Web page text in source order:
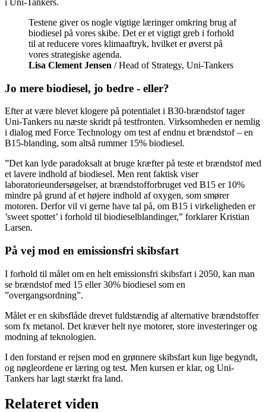
i Uni-Tankers.
Testene giver os nogle vigtige læringer omkring brug af
biodiesel på vores skibe. Det er et vigtigt greb i forhold
til at reducere vores klimaaftryk, hvilket er øverst på
vores strategiske agenda.
Lisa Clement Jensen / Head of Strategy, Uni-Tankers
Jo mere biodiesel, jo bedre - eller?
Efter at være blevet klogere på potentialet i B30-brændstof tager
Uni-Tankers nu næste skridt på testfronten. Virksomheden er nemlig
i dialog med Force Technology om test af endnu et brændstof – en
B15-blanding, som altså rummer 15% biodiesel.
”Det kan lyde paradoksalt at bruge kræfter på teste et brændstof med
et lavere indhold af biodiesel. Men rent faktisk viser
laboratorieundersøgelser, at brændstofforbruget ved B15 er 10%
mindre på grund af et højere indhold af oxygen, som smører
motoren. Derfor vil vi gerne have tal på, om B15 i virkeligheden er
’sweet spottet’ i forhold til biodieselblandinger,” forklarer Kristian
Larsen.
På vej mod en emissionsfri skibsfart
I forhold til målet om en helt emissionsfri skibsfart i 2050, kan man
se brændstof med 15 eller 30% biodiesel som en
”overgangsordning”.
Målet er en skibsflåde drevet fuldstændig af alternative brændstoffer
som fx metanol. Det kræver helt nye motorer, store investeringer og
modning af teknologien.
I den forstand er rejsen mod en grønnere skibsfart kun lige begyndt,
og nøgleordene er læring og test. Men kursen er klar, og Uni-
Tankers har lagt stærkt fra land.
Relateret viden